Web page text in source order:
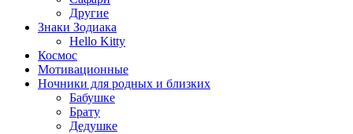
Другие
Знаки Зодиака
Hello Kitty
Космос
Мотивационные
Ночники для родных и близких
Бабушке
Брату
Дедушке